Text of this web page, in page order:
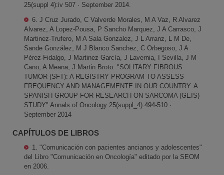
25(suppl 4):iv 507 · September 2014.
6. J Cruz Jurado, C Valverde Morales, M A Vaz, R Alvarez
Alvarez, A Lopez-Pousa, P Sancho Marquez, J A Carrasco, J
Martinez-Trufero, M A Sala Gonzalez, J L Arranz, L M De,
Sande González, M J Blanco Sanchez, C Orbegoso, J A
Pérez-Fidalgo, J Martinez García, J Lavernia, I Sevilla, J M
Cano, A Meana, J Martin Broto. "SOLITARY FIBROUS
TUMOR (SFT): A REGISTRY PROGRAM TO ASSESS
FREQUENCY AND MANAGEMENTE IN OUR COUNTRY. A
SPANISH GROUP FOR RESEARCH ON SARCOMA (GEIS)
STUDY" Annals of Oncology 25(suppl_4):494-510 ·
September 2014
CAPÍTULOS DE LIBROS
1. "Comunicación con pacientes ancianos y adolescentes"
del Libro "Comunicación en Oncología" editado por la SEOM
en 2006.